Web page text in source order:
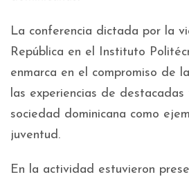
La conferencia dictada por la
República en el Instituto
enmarca en el compromiso de
las experiencias de
sociedad dominicana como
juventud.
En la actividad estuvieron